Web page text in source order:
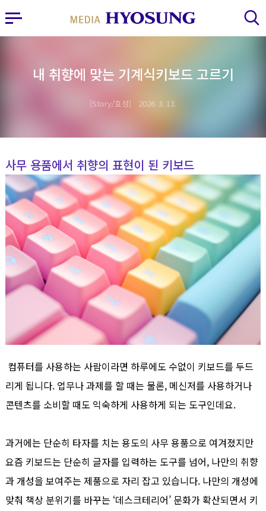
MY FRIEND HYOSUNG
사이드바 열기 검색 레이어 열기
내 취향에 맞는 기계식키보드 고르기
Story/효성 2026. 3. 13.
사무 용품에서 취향의 표현이 된 키보드
컴퓨터를 사용하는 사람이라면 하루에도 수없이 키보드를 두드
리게 됩니다. 업무나 과제를 할 때는 물론, 메신저를 사용하거나
콘텐츠를 소비할 때도 익숙하게 사용하게 되는 도구인데요.
과거에는 단순히 타자를 치는 용도의 사무 용품으로 여겨졌지만
요즘 키보드는 단순히 글자를 입력하는 도구를 넘어, 나만의 취향
과 개성을 보여주는 제품으로 자리 잡고 있습니다. 나만의 개성에
맞춰 책상 분위기를 바꾸는 ‘데스크테리어’ 문화가 확산되면서 키